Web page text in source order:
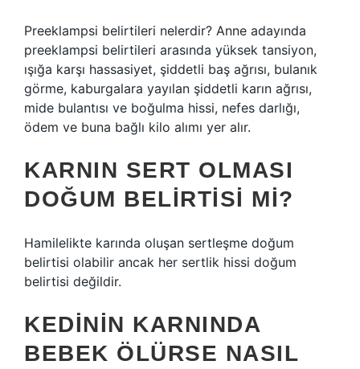
Preeklampsi belirtileri nelerdir? Anne adayında
preeklampsi belirtileri arasında yüksek tansiyon,
ışığa karşı hassasiyet, şiddetli baş ağrısı, bulanık
görme, kaburgalara yayılan şiddetli karın ağrısı,
mide bulantısı ve boğulma hissi, nefes darlığı,
ödem ve buna bağlı kilo alımı yer alır.
KARNIN SERT OLMASI
DOĞUM BELIRTISI MI?
Hamilelikte karında oluşan sertleşme doğum
belirtisi olabilir ancak her sertlik hissi doğum
belirtisi değildir.
KEDININ KARNINDA
BEBEK ÖLÜRSE NASIL